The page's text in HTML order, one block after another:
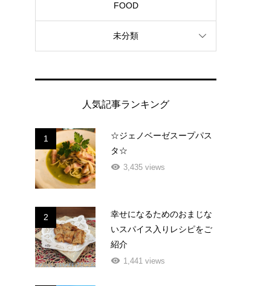
FOOD
未分類
人気記事ランキング
1
☆ジェノベーゼスープパス
タ☆
3,435 views
2
幸せになるためのおまじな
いスパイス入りレシピをご
紹介
1,441 views